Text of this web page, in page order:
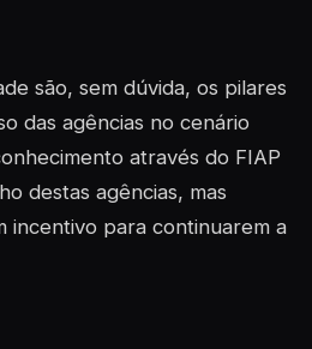
são, sem dúvida, os pilares
das agências no cenário
através do FIAP
destas agências, mas
incentivo para continuarem a